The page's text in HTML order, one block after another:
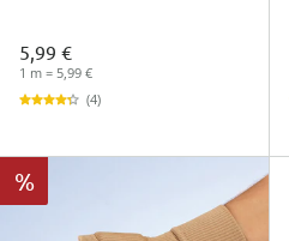
5,99 €
1 m = 5,99 €
(4)
%